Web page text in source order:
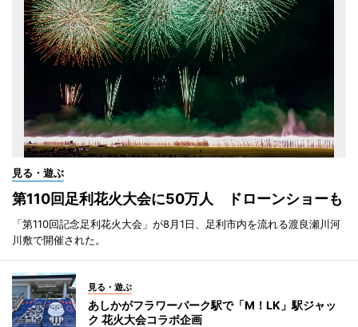
見る・遊ぶ
第110回足利花火大会に50万人 ドローンショーも
「第110回記念足利花火大会」が8月1日、足利市内を流れる渡良瀬川河
川敷で開催された。
見る・遊ぶ
あしかがフラワーパーク駅で「M！LK」駅ジャッ
ク 花火大会コラボ企画